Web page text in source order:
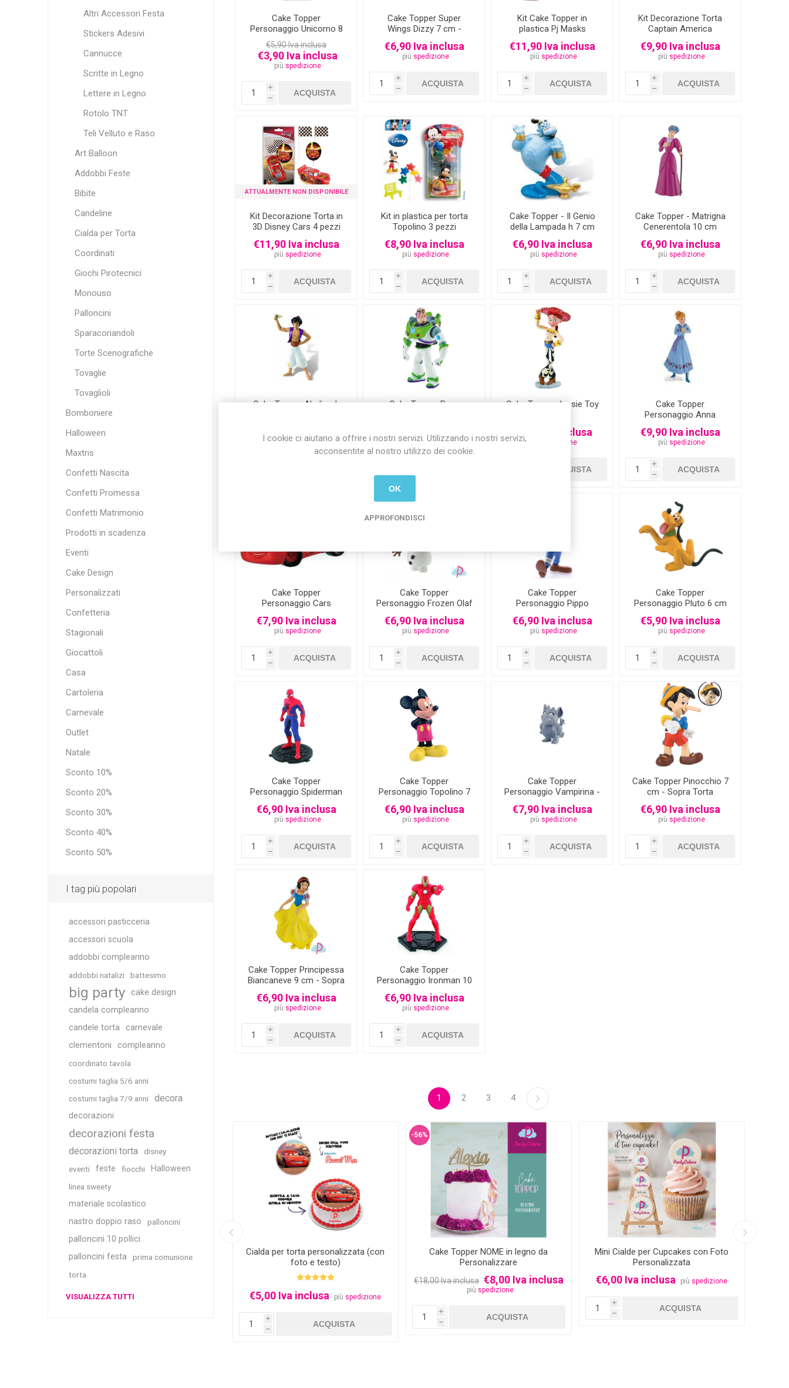
Cake Topper
Personaggio Unicorno 8
cm
€5,90 Iva inclusa
€3,90 Iva inclusa
più spedizione
i
h
Cake Topper Super
Wings Dizzy 7 cm -
Sopra Torta
€6,90 Iva inclusa
più spedizione
i
h
Kit Cake Topper in
plastica Pj Masks
€11,90 Iva inclusa
più spedizione
i
h
Kit Decorazione Torta
Captain America
€9,90 Iva inclusa
più spedizione
i
h
ATTUALMENTE NON DISPONIBILE
Kit Decorazione Torta in
3D Disney Cars 4 pezzi
€11,90 Iva inclusa
più spedizione
i
h
Kit in plastica per torta
Topolino 3 pezzi
€8,90 Iva inclusa
più spedizione
i
h
Cake Topper - Il Genio
della Lampada h 7 cm
€6,90 Iva inclusa
più spedizione
i
h
Cake Topper - Matrigna
Cenerentola 10 cm
€6,90 Iva inclusa
più spedizione
i
h
Cake Topper Aladino h
€6,90 Iva inclusa
piùspedizione
Cake Topper Buzz
€9,90 Iva inclusa
piùspedizione
Cake Topper Jessie Toy
€9,90 Iva inclusa
spedizione
Cake Topper
Personaggio Anna
Frozen 9,5 cm
€9,90 Iva inclusa
più spedizione
i
h
Cake Topper
Personaggio Cars
"McQueen Rosso" 3,2x6,5
cm
€7,90 Iva inclusa
più spedizione
i
h
Cake Topper
Personaggio Frozen Olaf
6 cm - Sopra Torta
€6,90 Iva inclusa
più spedizione
i
h
Cake Topper
Personaggio Pippo
€6,90 Iva inclusa
più spedizione
i
h
Cake Topper
Personaggio Pluto 6 cm
- Sopra Torta
€5,90 Iva inclusa
più spedizione
i
h
Cake Topper
Personaggio Spiderman
10 cm
€6,90 Iva inclusa
più spedizione
i
h
Cake Topper
Personaggio Topolino 7
cm
€6,90 Iva inclusa
più spedizione
i
h
Cake Topper
Personaggio Vampirina -
Gregoria 6 cm
€7,90 Iva inclusa
più spedizione
i
h
Cake Topper Pinocchio 7
cm - Sopra Torta
€6,90 Iva inclusa
più spedizione
i
h
Cake Topper Principessa
Biancaneve 9 cm - Sopra
Torta
€6,90 Iva inclusa
più spedizione
i
h
Cake Topper
Personaggio Ironman 10
cm
€6,90 Iva inclusa
più spedizione
i
h
1 2 3 4
Nome Personalizzato in Plexiglass
€5,00 Iva inclusa
Cialda per torta personalizzata (con
foto e testo)
€5,00 Iva inclusa più spedizione
i
h
-56%
Cake Topper NOME in legno da
Personalizzare
€18,00 Iva inclusa €8,00 Iva inclusa
più spedizione
i
h
Mini Cialde per Cupcakes con Foto
Personalizzata
€6,00 Iva inclusa più spedizione
i
h
Altri Accessori Festa
Stickers Adesivi
Cannucce
Scritte in Legno
Lettere in Legno
Rotolo TNT
Teli Velluto e Raso
Art Balloon
Addobbi Feste
Bibite
Candeline
Cialda per Torta
Coordinati
Giochi Pirotecnici
Monouso
Palloncini
Sparacoriandoli
Torte Scenografiche
Tovaglie
Tovaglioli
Bomboniere
Halloween
Maxtris
Confetti Nascita
Confetti Promessa
Confetti Matrimonio
Prodotti in scadenza
Eventi
Cake Design
Personalizzati
Confetteria
Stagionali
Giocattoli
Casa
Cartoleria
Carnevale
Outlet
Natale
Sconto 10%
Sconto 20%
Sconto 30%
Sconto 40%
Sconto 50%
I tag più popolari
accessori pasticceria
accessori scuola
addobbi compleanno
addobbi natalizi battesimo
big party
cake design
candela compleanno
candele torta
carnevale
clementoni
compleanno
coordinato tavola
costumi taglia 5/6 anni
costumi taglia 7/9 anni
decora
decorazioni
decorazioni festa
decorazioni torta
disney
eventi
feste fiocchi Halloween
linea sweety
materiale scolastico
nastro doppio raso
palloncini
palloncini 10 pollici
palloncini festa
prima comunione
torta
VISUALIZZA TUTTI
I cookie ci aiutano a offrire i nostri servizi. Utilizzando i nostri servizi,
acconsentite al nostro utilizzo dei cookie.
OK
APPROFONDISCI